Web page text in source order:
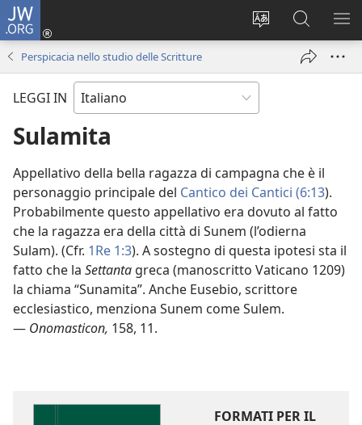
JW.ORG
Modificare
Accedi
(apre
finestra)
Cerca
in
JW.ORG
Perspicacia nello studio delle Scritture
LEGGI IN
Sulamita
Appellativo della bella ragazza di campagna che è il
personaggio principale del Cantico dei Cantici (6:13).
Probabilmente questo appellativo era dovuto al fatto
che la ragazza era della città di Sunem (l’odierna
Sulam). (Cfr. 1Re 1:3). A sostegno di questa ipotesi sta il
fatto che la Settanta greca (manoscritto Vaticano 1209)
la chiama “Sunamita”. Anche Eusebio, scrittore
ecclesiastico, menziona Sunem come Sulem.
— Onomasticon, 158, 11.
FORMATI PER IL